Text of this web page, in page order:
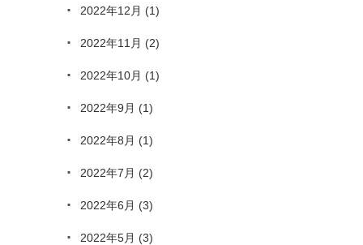
2022年12月 (1)
2022年11月 (2)
2022年10月 (1)
2022年9月 (1)
2022年8月 (1)
2022年7月 (2)
2022年6月 (3)
2022年5月 (3)